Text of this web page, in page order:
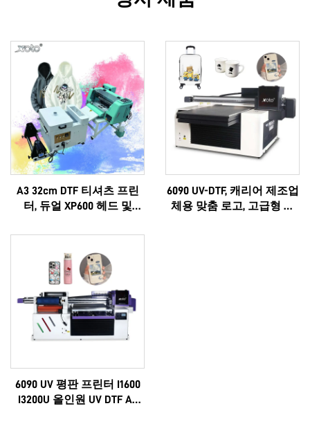
A3 32cm DTF 티셔츠 프린
터, 듀얼 XP600 헤드 및
6090 UV-DTF, 캐리어 제조업
체용 맞춤 로고, 고급형 다
6090 UV 평판 프린터 I1600
I3200U 올인원 UV DTF A3